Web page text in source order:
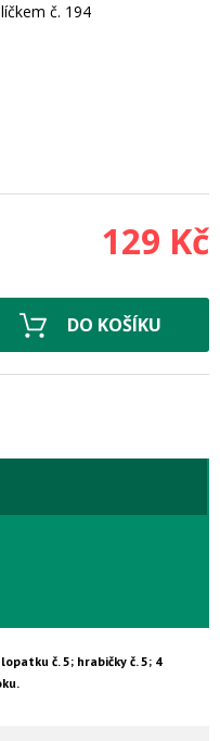
č. 194
129 Kč
č. 5; hrabičky č. 5; 4